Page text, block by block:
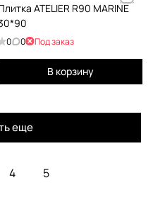
ATELIER R90 MARINE
0 0 Под заказ
В корзину
еще
4 5